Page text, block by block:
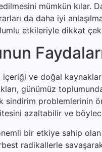
mümkün kılar.
da daha iyi
etkileriyle dikkat
içeriği ve doğal
günümüz
sindirim problemlerinin
azaltabilir ve
bir etkiye sahip
radikallerle savaşarak